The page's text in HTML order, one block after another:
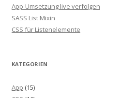
App-Umsetzung live verfolgen
SASS List Mixin
CSS für Listenelemente
KATEGORIEN
App (15)